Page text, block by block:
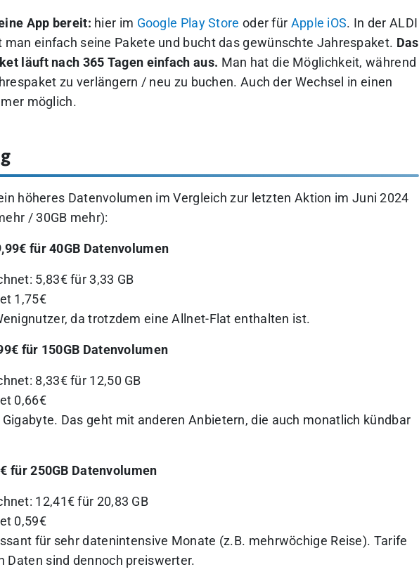
App bereit: hier im Google Play Store oder für Apple iOS. In der ALDI
man einfach seine Pakete und bucht das gewünschte Jahrespaket. Das
läuft nach 365 Tagen einfach aus. Man hat die Möglichkeit, während
zu verlängern / neu zu buchen. Auch der Wechsel in einen
möglich.
höheres Datenvolumen im Vergleich zur letzten Aktion im Juni 2024
/ 30GB mehr):
für 40GB Datenvolumen
5,83€ für 3,33 GB
1,75€
da trotzdem eine Allnet-Flat enthalten ist.
für 150GB Datenvolumen
8,33€ für 12,50 GB
0,66€
Gigabyte. Das geht mit anderen Anbietern, die auch monatlich kündbar
für 250GB Datenvolumen
12,41€ für 20,83 GB
0,59€
für sehr datenintensive Monate (z.B. mehrwöchige Reise). Tarife
Daten sind dennoch preiswerter.